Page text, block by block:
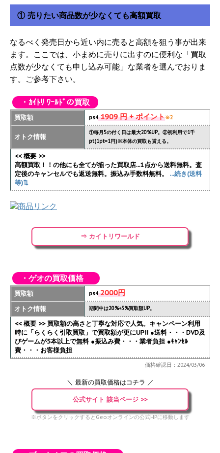
① 売りたい商品数が少なくても高額買取
なるべく発売日から近い内に売ると高額を狙う事が出来
ます。ここでは、小まめに売りに出すのに便利な「買取
点数が少なくても申し込み可能」な業者を選んでおりま
す。ご参考下さい。
・ｶｲﾄﾘ ﾜｰﾙﾄﾞの買取
買取額 ps41909 円 + ポイント※2
オトク情報
①毎月5の付く日は最大20%UP。②初利用で1千
pt(1pt=1円)※本体の買取も貰える。
<< 概要 >>
高額買取！！の他にも全てが揃った買取店...1点から送料無料。査
定後のキャンセルでも返送無料。振込み手数料無料。
...続き(送料
等)⇅
⇒ カイトリワールド
・ゲオの買取価格
買取額 ps42000円
オトク情報 期間中は20%+5%買取額UP。
<< 概要 >> 買取額の高さと丁寧な対応で人気。キャンペーン利用
時に「らくらく引取買取」で買取額が更にUP!! ●送料・・・DVD及
びゲームが5本以上で無料 ●振込み費・・・業者負担 ●ｷｬﾝｾﾙ
費・・・お客様負担
価格確認日：2024/03/06
＼ 最新の買取価格はコチラ ／
公式サイト 該当ページ >>
※ボタンをクリックするとGeoオンラインの公式HPに移動します